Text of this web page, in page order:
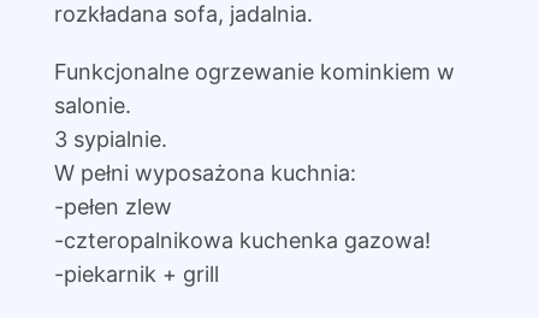
rozkładana sofa, jadalnia.
Funkcjonalne ogrzewanie kominkiem w
salonie.
3 sypialnie.
W pełni wyposażona kuchnia:
-pełen zlew
-czteropalnikowa kuchenka gazowa!
-piekarnik + grill